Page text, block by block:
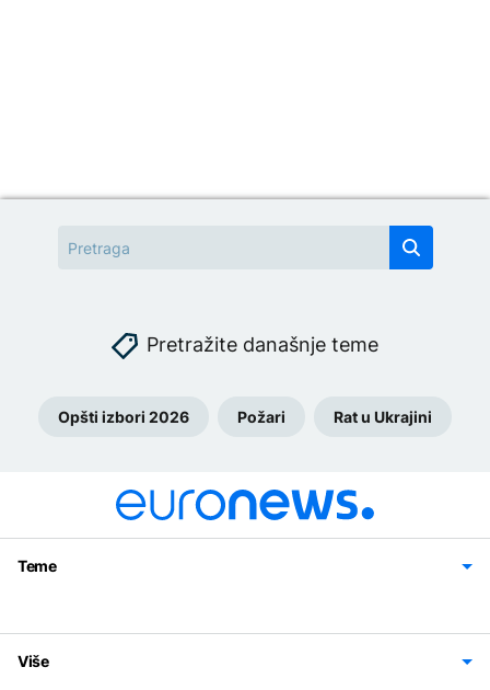
Pretražite današnje teme
Opšti izbori 2026 Požari Rat u Ukrajini
Teme
Svijet
Sport
Magazin
Više